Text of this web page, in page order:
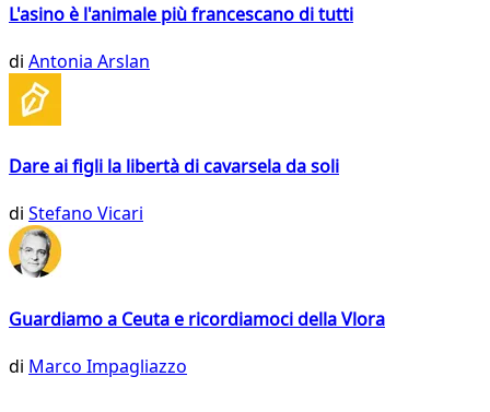
L'asino è l'animale più francescano di tutti
di Antonia Arslan
Dare ai figli la libertà di cavarsela da soli
di Stefano Vicari
Guardiamo a Ceuta e ricordiamoci della Vlora
di Marco Impagliazzo